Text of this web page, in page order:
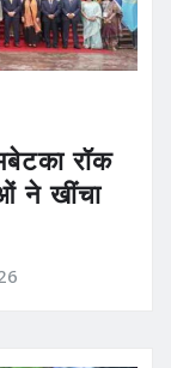
रॉक
ने खींचा